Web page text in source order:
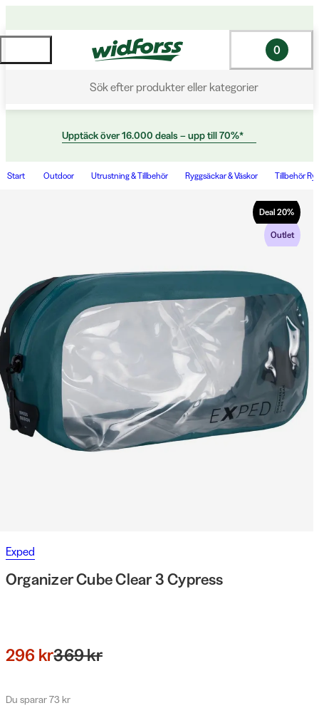
Sök efter produkter eller kategorier
0
Upptäck över 16.000 deals – upp till 70%*
Start Outdoor Utrustning & Tillbehör Ryggsäckar & Väskor Tillbehör
Deal 20%
Outlet
Exped
Organizer Cube Clear 3 Cypress
296 kr369 kr
Du sparar 73 kr